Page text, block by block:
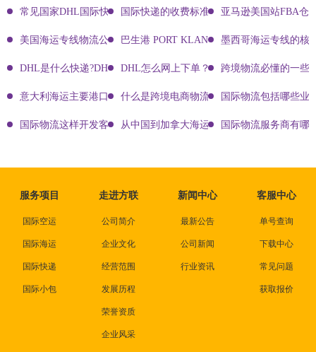
常见国家DHL国际快递客服热线国际快递的收费标准!四大国际快递的尺寸重
亚马逊美国站FBA仓
美国海运专线物流公司有哪些?巴生港 PORT KLANG 墨西哥海运专线的核
DHL是什么快递?DHL国际快递介绍DHL怎么网上下单？DHL快递寄件有哪些方
跨境物流必懂的一些
意大利海运主要港口有哪些什么是跨境电商物流? 国际物流包括哪些业
国际物流这样开发客户会让你成为销冠从中国到加拿大海运要多久能到达？
国际物流服务商有哪
服务项目
国际空运
国际海运
国际快递
国际小包
走进方联
公司简介
企业文化
经营范围
发展历程
荣誉资质
企业风采
新闻中心
最新公告
公司新闻
行业资讯
客服中心
单号查询
下载中心
常见问题
获取报价